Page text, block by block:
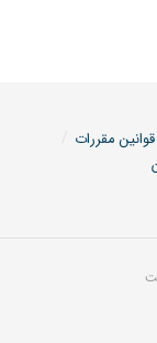
قوانین مقررات